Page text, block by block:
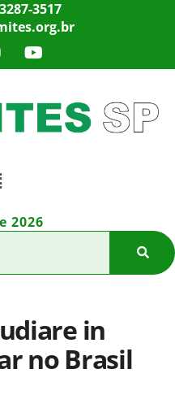
3517
2026
in
no Brasil